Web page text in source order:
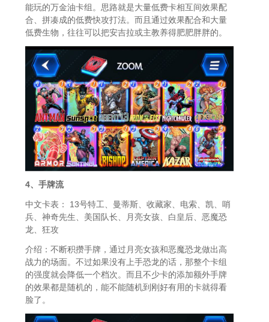
能玩的万金油卡组。思路就是大量低费卡相互间效果配
合、拼凑成的低费快攻打法。而且通过效果配合和大量
低费生物，往往可以把安吉拉或主教养得肥肥胖胖的。
4、手牌流
中文卡表： 13号特工、曼蒂斯、收藏家、电索、凯、哨
兵、神奇先生、美国队长、月亮女孩、白皇后、恶魔恐
龙、狂攻
介绍：不断积攒手牌，通过月亮女孩和恶魔恐龙做出高
战力的场面。不过如果没有上手恐龙的话，那整个卡组
的强度就会降低一个档次。而且不少卡的添加额外手牌
的效果都是随机的，能不能随机到刚好有用的卡就得看
脸了。